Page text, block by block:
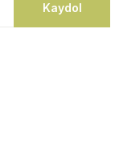
Kaydol